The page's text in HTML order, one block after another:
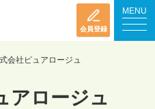
会員登録
MENU
会社ピュアロージュ
アロージュ